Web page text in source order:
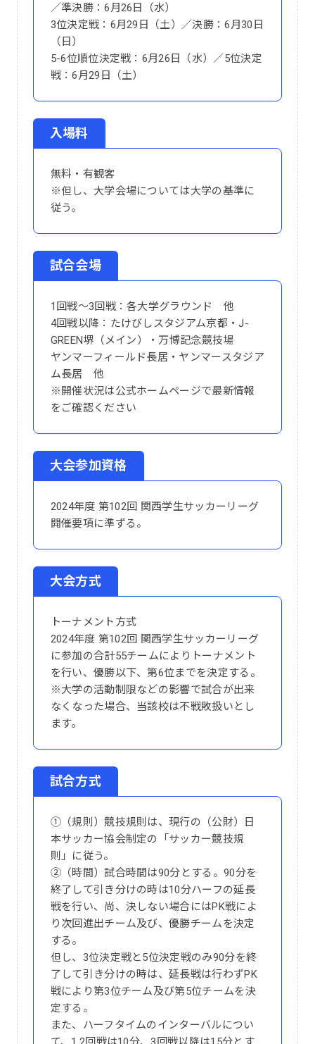
／準決勝：6月26日（水）
3位決定戦：6月29日（土）／決勝：6月30日
（日）
5-6位順位決定戦：6月26日（水）／5位決定
戦：6月29日（土）
入場料
無料・有観客
※但し、大学会場については大学の基準に
従う。
試合会場
1回戦～3回戦：各大学グラウンド 他
4回戦以降：たけびしスタジアム京都・J-
GREEN堺（メイン）・万博記念競技場
ヤンマーフィールド長居・ヤンマースタジア
ム長居 他
※開催状況は公式ホームページで最新情報
をご確認ください
大会参加資格
2024年度 第102回 関西学生サッカーリーグ
開催要項に準ずる。
大会方式
トーナメント方式
2024年度 第102回 関西学生サッカーリーグ
に参加の合計55チームによりトーナメント
を行い、優勝以下、第6位までを決定する。
※大学の活動制限などの影響で試合が出来
なくなった場合、当該校は不戦敗扱いとし
ます。
試合方式
①（規則）競技規則は、現行の（公財）日
本サッカー協会制定の「サッカー競技規
則」に従う。
②（時間）試合時間は90分とする。90分を
終了して引き分けの時は10分ハーフの延長
戦を行い、尚、決しない場合にはPK戦によ
り次回進出チーム及び、優勝チームを決定
する。
但し、3位決定戦と5位決定戦のみ90分を終
了して引き分けの時は、延長戦は行わずPK
戦により第3位チーム及び第5位チームを決
定する。
また、ハーフタイムのインターバルについ